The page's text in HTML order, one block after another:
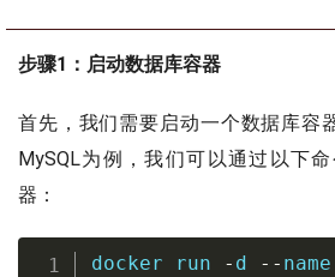
步骤1：启动数据库容器
首先，我们需要启动一个数据库容
MySQL为例，我们可以通过以下
器：
docker run - d --